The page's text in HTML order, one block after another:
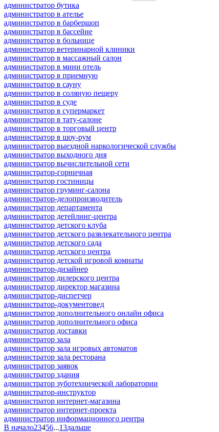
администратор бутика
администратор в ателье
администратор в барбершоп
администратор в бассейне
администратор в больнице
администратор ветеринарной клиники
администратор в массажный салон
администратор в мини отель
администратор в приемную
администратор в сауну
администратор в соляную пещеру
администратор в суде
администратор в супермаркет
администратор в тату-салоне
администратор в торговый центр
администратор в шоу-рум
администратор выездной наркологической службы
администратор выходного дня
администратор вычислительной сети
администратор-горничная
администратор гостиницы
администратор груминг-салона
администратор-делопроизводитель
администратор департамента
администратор детейлинг-центра
администратор детского клуба
администратор детского развлекательного центра
администратор детского сада
администратор детского центра
администратор детской игровой комнаты
администратор-дизайнер
администратор дилерского центра
администратор директор магазина
администратор-диспетчер
администратор-документовед
администратор дополнительного онлайн офиса
администратор дополнительного офиса
администратор доставки
администратор зала
администратор зала игровых автоматов
администратор зала ресторана
администратор заявок
администратор здания
администратор зуботехнической лаборатории
администратор-инструктор
администратор интернет-магазина
администратор интернет-проекта
администратор информационного центра
В начало23456...13дальше